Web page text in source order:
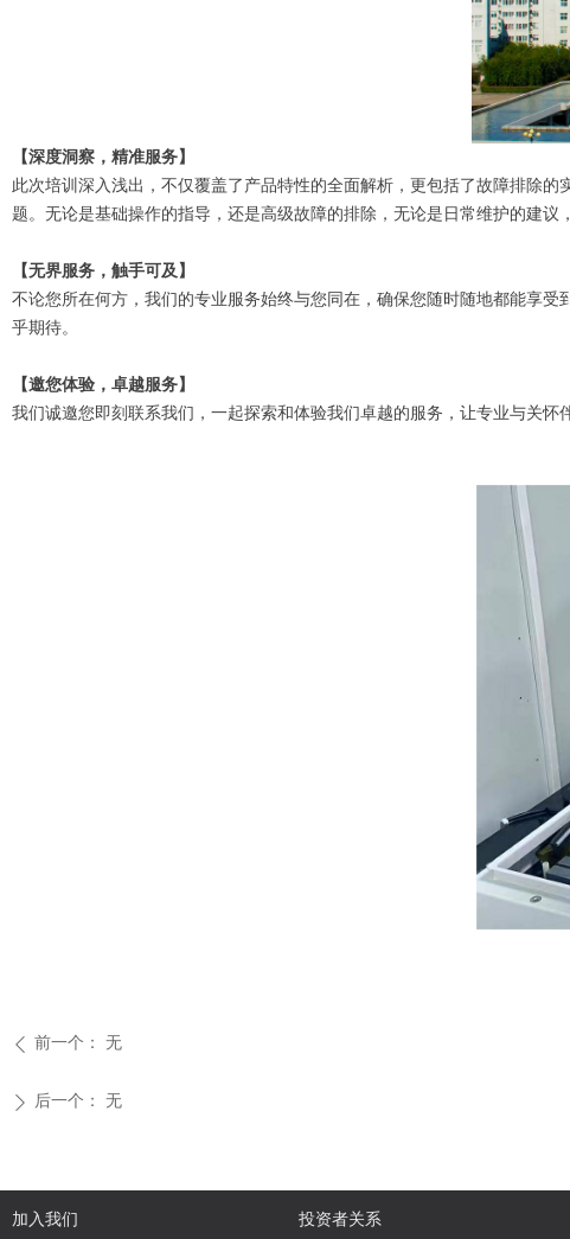
【深度洞察，精准服务】
此次培训深入浅出，不仅覆盖了产品特性的全面解析，更包括了故障排除
题。无论是基础操作的指导，还是高级故障的排除，无论是日常维护的建
【无界服务，触手可及】
不论您所在何方，我们的专业服务始终与您同在，确保您随时随地都能享
乎期待。
【邀您体验，卓越服务】
我们诚邀您即刻联系我们，一起探索和体验我们卓越的服务，让专业与关
ꄴ 前一个： 无
ꄲ 后一个： 无
加入我们 投资者关系